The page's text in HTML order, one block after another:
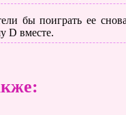
бы поиграть ее
D вместе.